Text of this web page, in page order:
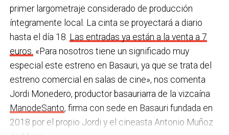
comunitarias.
En las últimas semanas la actualidad municipal ha
estado marcada por las investigaciones sobre
presuntas irregularidades urbanísticas . ¿Cómo
está afrontando el equipo de gobierno esta
situación y qué mensaje trasladarías a la
ciudadanía?Los hechos denunciados son graves y
nos corresponde aclarar si han existido irregularidades
con el mayor rigor y transparencia, así como
Ante la falta de soluciones en las reuniones del
comité, los representantes de los trabajadores
advirtieron a la dirección con elevar los hechos a la
Inspección de Trabajo. Aunque inicialmente
percibieron un amago de cambio de actitud, la parte
social lamenta que las medidas adoptadas ante las
nuevas alertas meteorológicas han sido meramente
«testimoniales, esporádicas y centradas en
aparentar», sin llegar a aplicar soluciones reales ni
primer largometraje considerado de producción
íntegramente local. La cinta se proyectará a diario
hasta el día 18. Las entradas ya están a la venta a 7
euros. «Para nosotros tiene un significado muy
especial este estreno en Basauri, ya que se trata del
estreno comercial en salas de cine», nos comenta
Jordi Monedero, productor basauriarra de la vizcaína
ManodeSanto, firma con sede en Basauri fundada en
2018 por el propio Jordi y el cineasta Antonio Muñoz